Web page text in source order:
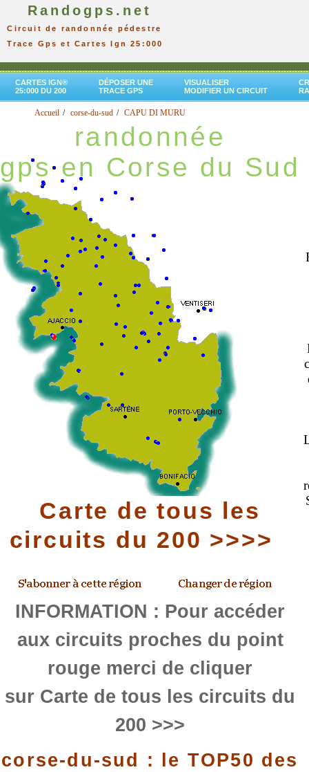
Randogps.net
Circuit de randonnée pédestre
Trace Gps et Cartes Ign 25:000
CARTES IGN®
25:000 DU 200
DÉPOSER UNE
TRACE GPS
VISUALISER
MODIFIER UN CIRCUIT
Accueil corse-du-sud CAPU DI MURU
randonnée
gps en Corse du Sud
Carte de tous les
circuits du 200 >>>>
INFORMATION : Pour accéder
aux circuits proches du point
rouge merci de cliquer
sur Carte de tous les circuits du
200 >>>
corse-du-sud : le TOP50 des